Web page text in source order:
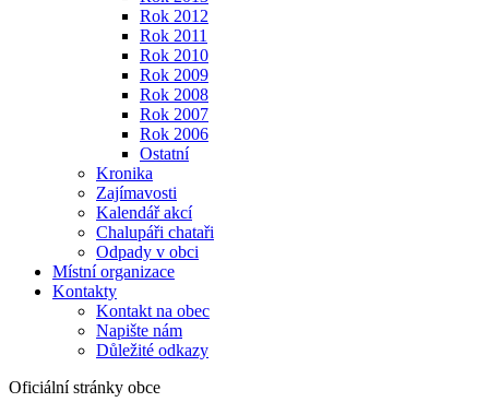
Rok 2012
Rok 2011
Rok 2010
Rok 2009
Rok 2008
Rok 2007
Rok 2006
Ostatní
Kronika
Zajímavosti
Kalendář akcí
Chalupáři chataři
Odpady v obci
Místní organizace
Kontakty
Kontakt na obec
Napište nám
Důležité odkazy
Oficiální stránky obce